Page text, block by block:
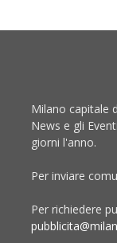
Milano capitale
News e gli
giorni l'anno.
Per inviare
Per richiedere